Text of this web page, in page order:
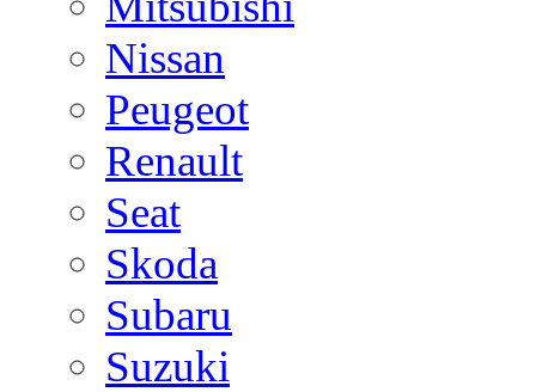
Nissan
Peugeot
Renault
Seat
Skoda
Subaru
Suzuki